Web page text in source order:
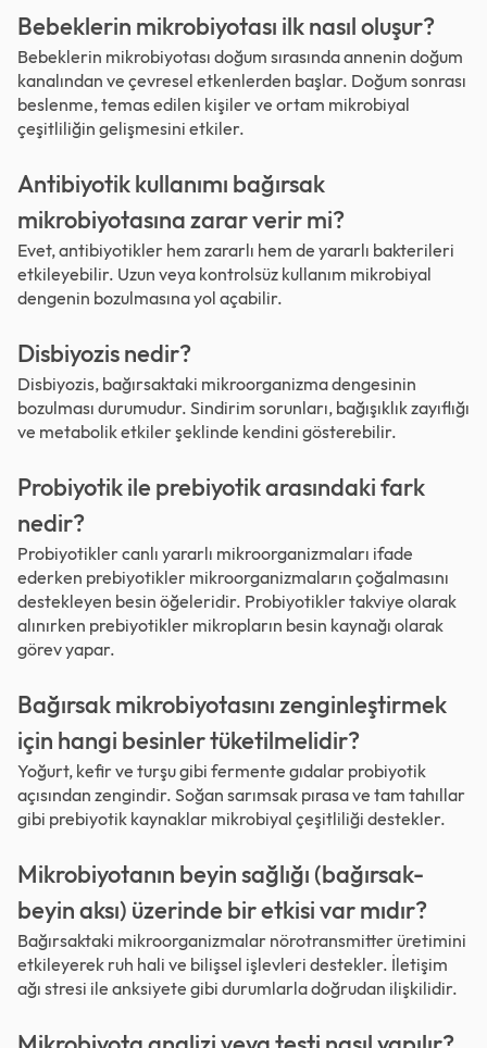
Bebeklerin mikrobiyotası ilk nasıl oluşur?
Bebeklerin mikrobiyotası doğum sırasında annenin doğum
kanalından ve çevresel etkenlerden başlar. Doğum sonrası
beslenme, temas edilen kişiler ve ortam mikrobiyal
çeşitliliğin gelişmesini etkiler.
Antibiyotik kullanımı bağırsak
mikrobiyotasına zarar verir mi?
Evet, antibiyotikler hem zararlı hem de yararlı bakterileri
etkileyebilir. Uzun veya kontrolsüz kullanım mikrobiyal
dengenin bozulmasına yol açabilir.
Disbiyozis nedir?
Disbiyozis, bağırsaktaki mikroorganizma dengesinin
bozulması durumudur. Sindirim sorunları, bağışıklık zayıflığı
ve metabolik etkiler şeklinde kendini gösterebilir.
Probiyotik ile prebiyotik arasındaki fark
nedir?
Probiyotikler canlı yararlı mikroorganizmaları ifade
ederken prebiyotikler mikroorganizmaların çoğalmasını
destekleyen besin öğeleridir. Probiyotikler takviye olarak
alınırken prebiyotikler mikropların besin kaynağı olarak
görev yapar.
Bağırsak mikrobiyotasını zenginleştirmek
için hangi besinler tüketilmelidir?
Yoğurt, kefir ve turşu gibi fermente gıdalar probiyotik
açısından zengindir. Soğan sarımsak pırasa ve tam tahıllar
gibi prebiyotik kaynaklar mikrobiyal çeşitliliği destekler.
Mikrobiyotanın beyin sağlığı (bağırsak-
beyin aksı) üzerinde bir etkisi var mıdır?
Bağırsaktaki mikroorganizmalar nörotransmitter üretimini
etkileyerek ruh hali ve bilişsel işlevleri destekler. İletişim
ağı stresi ile anksiyete gibi durumlarla doğrudan ilişkilidir.